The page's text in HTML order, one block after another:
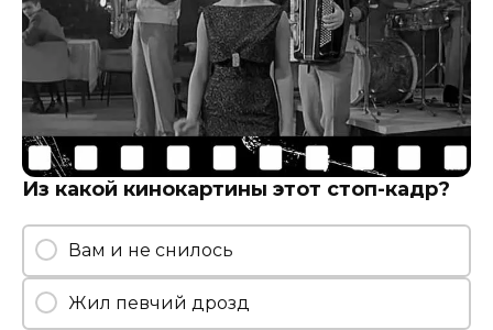
Из какой кинокартины этот стоп-кадр?
Вам и не снилось
Жил певчий дрозд